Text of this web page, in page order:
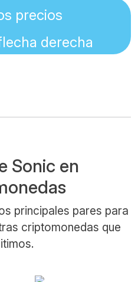
precios
Sonic en
principales pares para
criptomonedas que